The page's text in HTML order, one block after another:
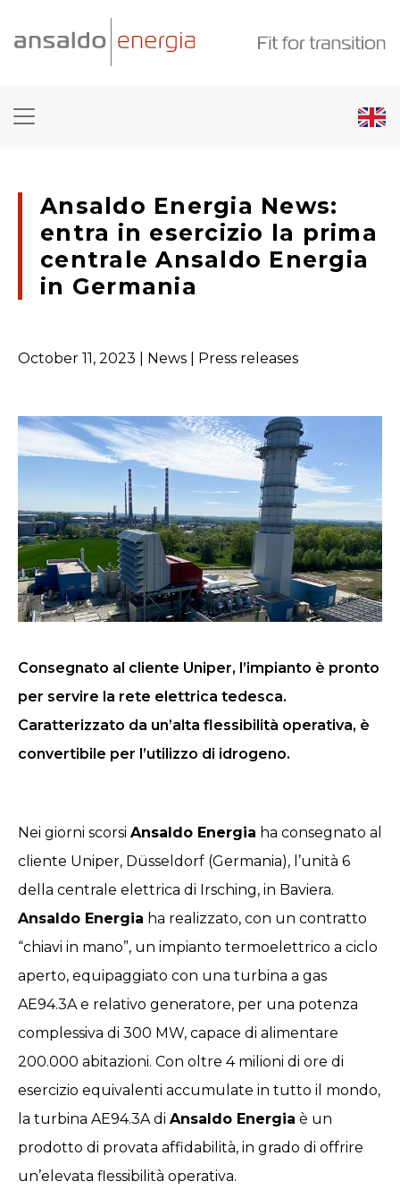
Ansaldo Energia News:
entra in esercizio la prima
centrale Ansaldo Energia
in Germania
October 11, 2023 | News | Press releases
Consegnato al cliente Uniper, l’impianto è pronto
per servire la rete elettrica tedesca.
Caratterizzato da un’alta flessibilità operativa, è
convertibile per l’utilizzo di idrogeno.
Nei giorni scorsi Ansaldo Energia ha consegnato al
cliente Uniper, Düsseldorf (Germania), l’unità 6
della centrale elettrica di Irsching, in Baviera.
Ansaldo Energia ha realizzato, con un contratto
“chiavi in mano”, un impianto termoelettrico a ciclo
aperto, equipaggiato con una turbina a gas
AE94.3A e relativo generatore, per una potenza
complessiva di 300 MW, capace di alimentare
200.000 abitazioni. Con oltre 4 milioni di ore di
esercizio equivalenti accumulate in tutto il mondo,
la turbina AE94.3A di Ansaldo Energia è un
prodotto di provata affidabilità, in grado di offrire
un’elevata flessibilità operativa.